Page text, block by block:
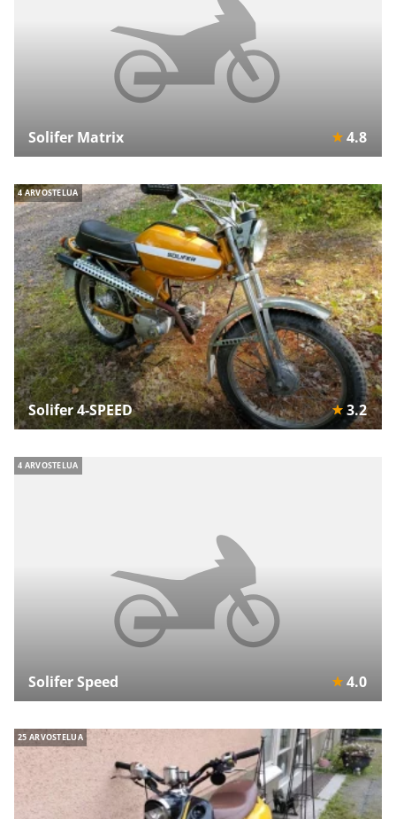
Solifer Matrix 4.8
4 ARVOSTELUA
Solifer 4-SPEED 3.2
4 ARVOSTELUA
Solifer Speed 4.0
25 ARVOSTELUA